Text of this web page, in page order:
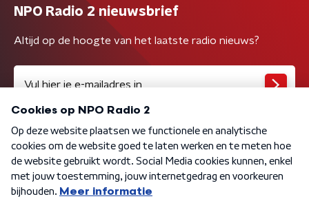
NPO Radio 2 nieuwsbrief
Altijd op de hoogte van het laatste radio nieuws?
Algemene voorwaarden